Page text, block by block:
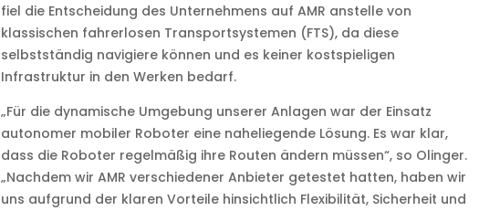
fiel die Entscheidung des Unternehmens auf AMR anstelle von
klassischen fahrerlosen Transportsystemen (FTS), da diese
selbstständig navigiere können und es keiner kostspieligen
Infrastruktur in den Werken bedarf.
„Für die dynamische Umgebung unserer Anlagen war der Einsatz
autonomer mobiler Roboter eine naheliegende Lösung. Es war klar,
dass die Roboter regelmäßig ihre Routen ändern müssen“, so Olinger.
„Nachdem wir AMR verschiedener Anbieter getestet hatten, haben wir
uns aufgrund der klaren Vorteile hinsichtlich Flexibilität, Sicherheit und